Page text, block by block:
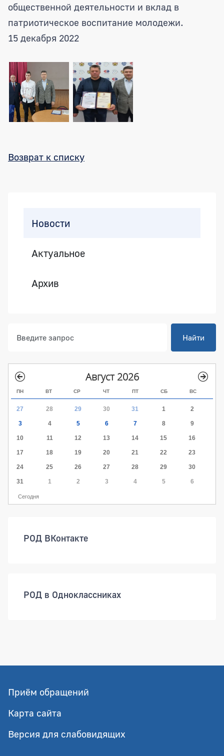
общественной деятельности и вклад в
патриотическое воспитание молодежи.
15 декабря 2022
Возврат к списку
Новости
Актуальное
Архив
Найти
Август 2026
ПН ВТ СР ЧТ ПТ СБ ВС
27 28 29 30 31 1 2
3 4 5 6 7 8 9
10 11 12 13 14 15 16
17 18 19 20 21 22 23
24 25 26 27 28 29 30
31 1 2 3 4 5 6
Сегодня
РОД ВКонтакте
РОД в Одноклассниках
Приём обращений
Карта сайта
Версия для слабовидящих